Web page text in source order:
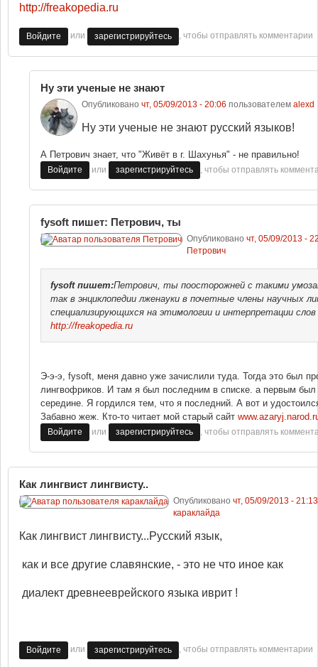
http://freakopedia.ru
Войдите или зарегистрируйтесь , чтобы отправлять комментарии
Ну эти ученые не знают
Опубликовано чт, 05/09/2013 - 20:06 пользователем alexd
Ну эти ученые не знают русский языков!
А Петрович знает, что "Живёт в г. Шахунья" - не правильно!
Войдите или зарегистрируйтесь , чтобы отправлять
fysoft пишет: Петрович, ты
Опубликовано чт, 05/09/2013 -
Петрович
fysoftпишет:Петрович, ты поосторожней с такими
так в энциклопедии лженауки в почетные члены научных
специализирующихся на этимологии и интерпретации слов
http://freakopedia.ru
Э-э-э, fysoft, меня давно уже зачислили туда. Тогда это был
лингвофриков. И там я был последним в списке. а первым
середине. Я гордился тем, что я последний. А вот и
Забавно жеж. Кто-то читает мой старый сайт
Войдите или зарегистрируйтесь , чтобы отправлять
Как лингвист лингвисту..
Опубликовано чт, 05/09/2013 - 21:13
караклайда
Как лингвист лингвисту...Русский язык,
как и все другие славянские, - это не что иное как
диалект древнееврейского языка иврит !
Войдите или зарегистрируйтесь , чтобы отправлять комментарии